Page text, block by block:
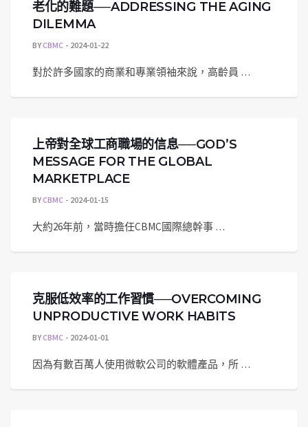
老化的難題──ADDRESSING THE AGING
DILEMMA
BYCBMC 2024-01-22
對於許多國家的商業和專業領袖來說，高齡員 …
上帝對全球工商職場的信息──GOD’S
MESSAGE FOR THE GLOBAL
MARKETPLACE
BYCBMC 2024-01-15
大約26年前，當時擔任CBMC國際總幹事 …
克服低效率的工作習慣──OVERCOMING
UNPRODUCTIVE WORK HABITS
BYCBMC 2024-01-01
因為有數百萬人使用微軟公司的軟體產品，所 …